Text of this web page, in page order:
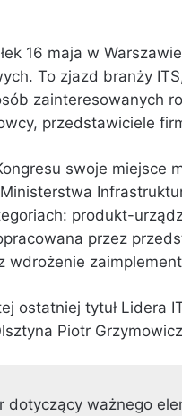
16 maja w
To zjazd branży
zainteresowanych
przedstawiciele
swoje miejsce
produkt-
przez
wdrożenie
ostatniej tytuł Lidera
Piotr
dotyczący ważnego